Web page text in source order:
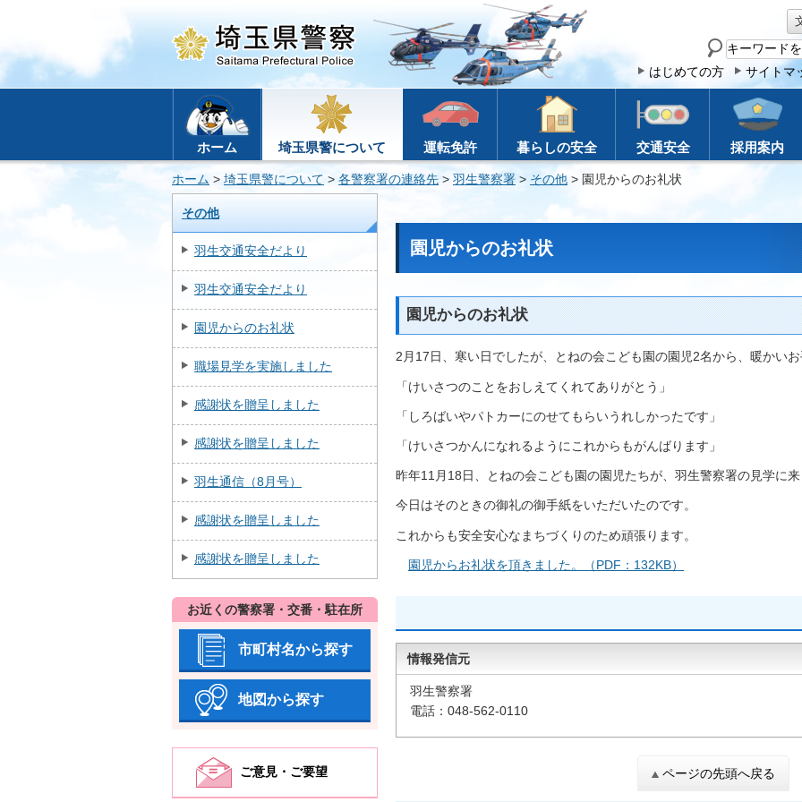
サ
イ
ト
はじめての方
サイトマ
ホーム 埼玉県警について 運転免許 暮らしの安全 交通安全 採用案内
ホーム > 埼玉県警について > 各警察署の連絡先 > 羽生警察署 > その他 > 園児からのお礼状
その他
羽生交通安全だより
羽生交通安全だより
園児からのお礼状
職場見学を実施しました
感謝状を贈呈しました
感謝状を贈呈しました
羽生通信（8月号）
感謝状を贈呈しました
感謝状を贈呈しました
お近くの警察署・交番・駐在所
市町村名から探す
地図から探す
ご意見・ご要望
園児からのお礼状
園児からのお礼状
2月17日、寒い日でしたが、とねの会こども園の園児2名から、暖かいお
「けいさつのことをおしえてくれてありがとう」
「しろばいやパトカーにのせてもらいうれしかったです」
「けいさつかんになれるようにこれからもがんばります」
昨年11月18日、とねの会こども園の園児たちが、羽生警察署の見学に来
今日はそのときの御礼の御手紙をいただいたのです。
これからも安全安心なまちづくりのため頑張ります。
園児からお礼状を頂きました。（PDF：132KB）
情報発信元
羽生警察署
電話：048-562-0110
ページの先頭へ戻る